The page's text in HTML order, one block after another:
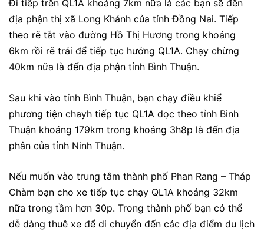
Đi tiếp trên QL1A khoảng 7km nữa là các bạn sẽ đến
địa phận thị xã Long Khánh của tỉnh Đồng Nai. Tiếp
theo rẽ tắt vào đường Hồ Thị Hương trong khoảng
6km rồi rẽ trái để tiếp tục hướng QL1A. Chạy chừng
40km nữa là đến địa phận tỉnh Bình Thuận.
Sau khi vào tỉnh Bình Thuận, bạn chạy điều khiể
phương tiện chayh tiếp tục QL1A dọc theo tỉnh Bình
Thuận khoảng 179km trong khoảng 3h8p là đến địa
phân của tỉnh Ninh Thuận.
Nếu muốn vào trung tâm thành phố Phan Rang – Tháp
Chàm bạn cho xe tiếp tục chạy QL1A khoảng 32km
nữa trong tầm hơn 30p. Trong thành phố bạn có thể
dễ dàng thuê xe để di chuyển đến các địa điểm du lịch